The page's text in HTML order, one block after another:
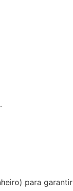
para garantir